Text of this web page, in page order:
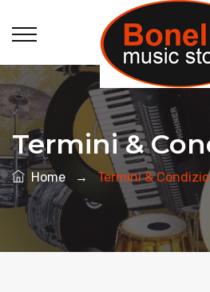
Termini &
Home → Termini &